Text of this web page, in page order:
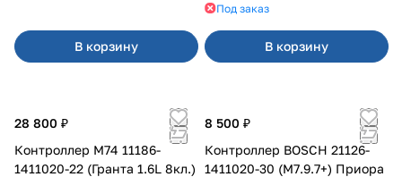
В корзину
Под заказ
В корзину
28 800 ₽
Контроллер М74 11186-
1411020-22 (Гранта 1.6L 8кл.)
8 500 ₽
Контроллер BOSCH 21126-
1411020-30 (M7.9.7+) Приора